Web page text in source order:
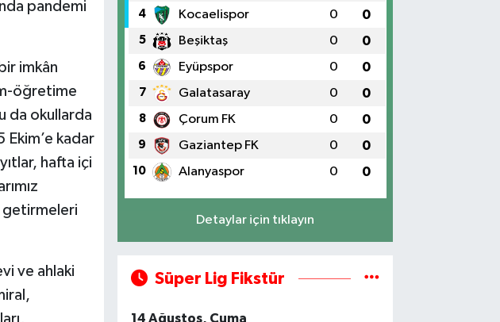
pandemi
imkân
öğretime
da okullarda
Ekim’e kadar
hafta içi
getirmeleri
ve ahlaki
4 Kocaelispor 0 0
5 Beşiktaş 0 0
6 Eyüpspor 0 0
7 Galatasaray 0 0
8 Çorum FK 0 0
9 Gaziantep FK 0 0
10 Alanyaspor 0 0
Detaylar için tıklayın
Süper Lig Fikstür
14 Ağustos, Cuma